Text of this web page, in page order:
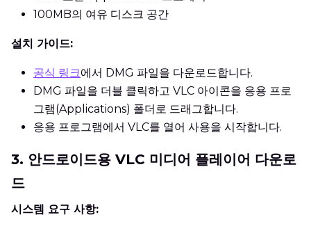
100MB의 여유 디스크 공간
설치 가이드:
공식 링크에서 DMG 파일을 다운로드합니다.
DMG 파일을 더블 클릭하고 VLC 아이콘을 응용 프로
그램(Applications) 폴더로 드래그합니다.
응용 프로그램에서 VLC를 열어 사용을 시작합니다.
3. 안드로이드용 VLC 미디어 플레이어 다운로
드
시스템 요구 사항: